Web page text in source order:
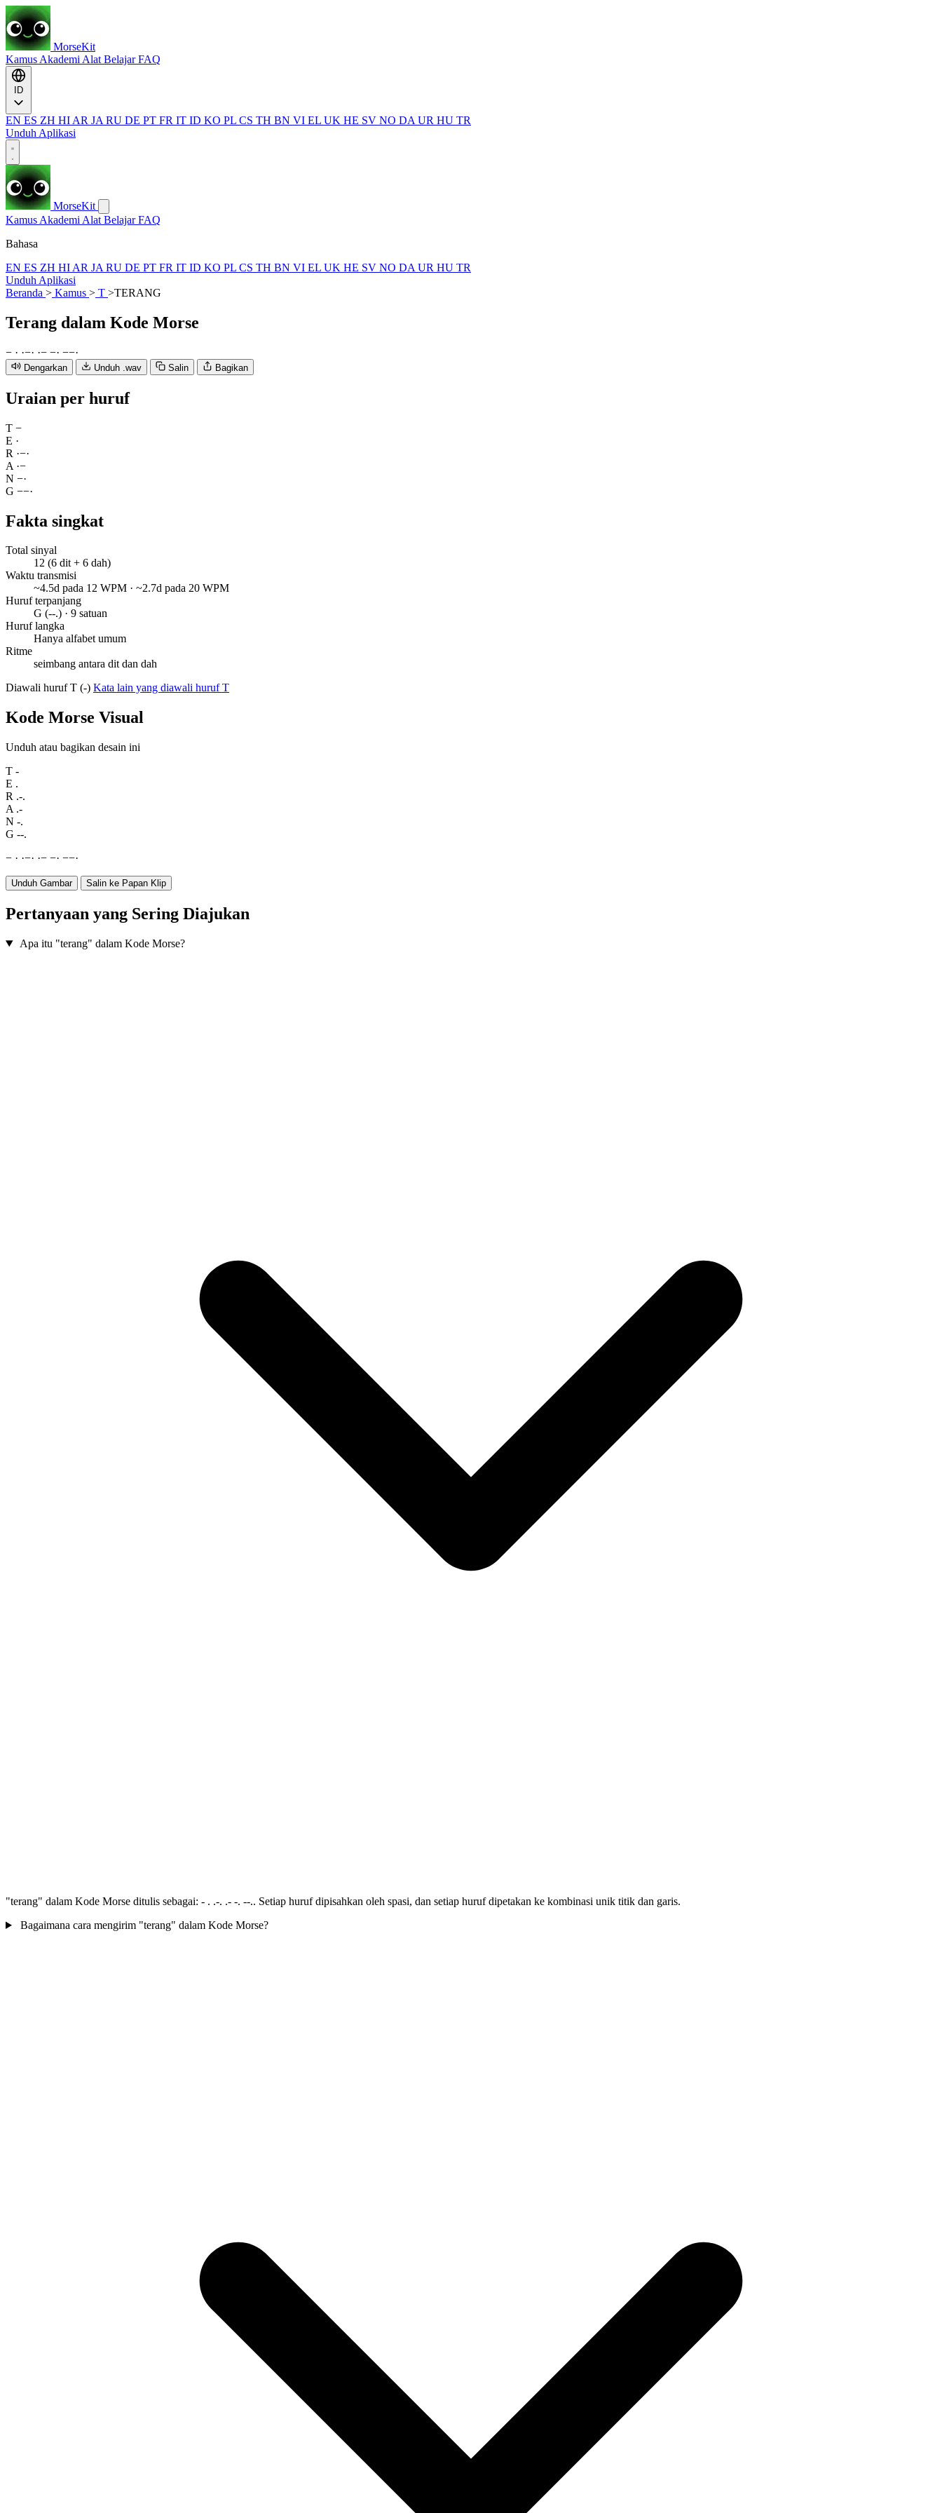
MorseKit
Kamus Akademi Alat BelajarFAQ
EN ES ZH HI AR JA RU DE PT FR IT ID KO PL CS TH BN VI EL UK HE SV NO DA UR HU TR
Unduh Aplikasi
MorseKit
Kamus Akademi Alat BelajarFAQ
Bahasa
EN ES ZH HI AR JA RU DE PT FR IT ID KO PL CS TH BN VI EL UK HE SV NO DA UR HU TR
Unduh Aplikasi
Beranda > Kamus > T >TERANG
Terang dalam Kode Morse
− · ·−· ·− −· −−·
Dengarkan Unduh .wav Salin Bagikan
Uraian per huruf
T −
E ·
R ·−·
A ·−
N −·
G −−·
Fakta singkat
Total sinyal
12 (6 dit + 6 dah)
Waktu transmisi
~4.5d pada 12 WPM · ~2.7d pada 20 WPM
Huruf terpanjang
G (--.) · 9 satuan
Huruf langka
Hanya alfabet umum
Ritme
seimbang antara dit dan dah
Diawali huruf T (-) Kata lain yang diawali huruf T
Kode Morse Visual
Unduh atau bagikan desain ini
T -
E .
R .-.
A .-
N -.
G --.
− · ·−· ·− −· −−·
Unduh Gambar Salin ke Papan Klip
Pertanyaan yang Sering Diajukan
Apa itu "terang" dalam Kode Morse?
"terang" dalam Kode Morse ditulis sebagai: - . .-. .- -. --.. Setiap huruf dipisahkan oleh spasi, dan setiap huruf dipetakan ke kombinasi unik titik dan garis.
Bagaimana cara mengirim "terang" dalam Kode Morse?